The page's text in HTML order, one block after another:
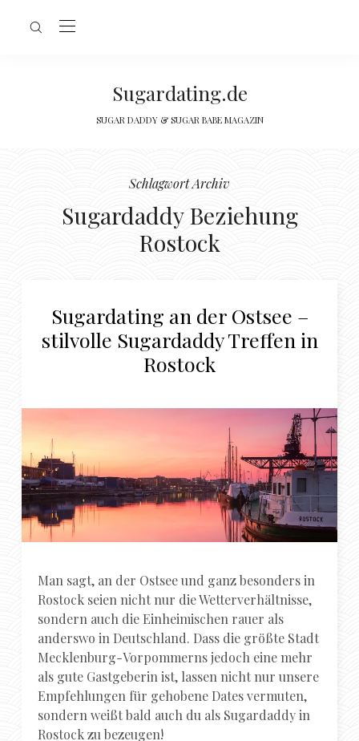
Sugardating.de
SUGAR DADDY & SUGAR BABE MAGAZIN
Schlagwort Archiv
Sugardaddy Beziehung
Rostock
Sugardating an der Ostsee –
stilvolle Sugardaddy Treffen in
Rostock
Man sagt, an der Ostsee und ganz besonders in
Rostock seien nicht nur die Wetterverhältnisse,
sondern auch die Einheimischen rauer als
anderswo in Deutschland. Dass die größte Stadt
Mecklenburg-Vorpommerns jedoch eine mehr
als gute Gastgeberin ist, lassen nicht nur unsere
Empfehlungen für gehobene Dates vermuten,
sondern weißt bald auch du als Sugardaddy in
Rostock zu bezeugen!